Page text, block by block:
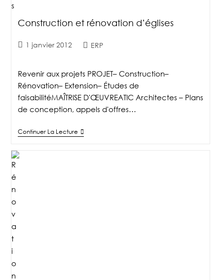
Construction et rénovation d’églises
1 janvier 2012 ERP
Revenir aux projets PROJET– Construction–
Rénovation– Extension– Études de
faisabilitéMAÎTRISE D'ŒUVREATIC Architectes – Plans
de conception, appels d'offres…
Continuer La Lecture